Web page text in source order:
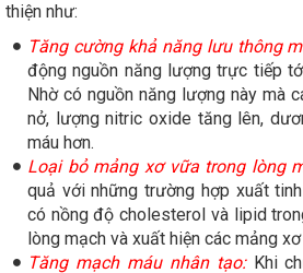
thiện như:
Tăng cường khả năng lưu thông
động nguồn năng lượng trực tiếp
Nhờ có nguồn năng lượng này mà
nở, lượng nitric oxide tăng lên,
máu hơn.
Loại bỏ mảng xơ vữa trong lòng
quả với những trường hợp xuất
có nồng độ cholesterol và lipid
lòng mạch và xuất hiện các mảng
Tăng mạch máu nhân tạo: Khi